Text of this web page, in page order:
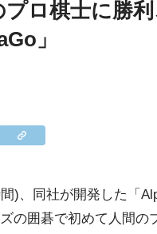
ロ棋士に勝
」
)、同社が開発した「
の囲碁で初めて人間の